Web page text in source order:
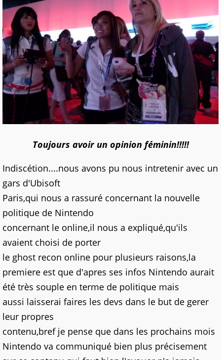
Toujours avoir un opinion féminin!!!!!
Indiscétion....nous avons pu nous intretenir avec un
gars d'Ubisoft
Paris,qui nous a rassuré concernant la nouvelle
politique de Nintendo
concernant le online,il nous a expliqué,qu'ils
avaient choisi de porter
le ghost recon online pour plusieurs raisons,la
premiere est que d'apres ses infos Nintendo aurait
été très souple en terme de politique mais
aussi laisserai faires les devs dans le but de gerer
leur propres
contenu,bref je pense que dans les prochains mois
Nintendo va communiqué bien plus précisement